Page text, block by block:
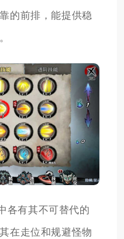
的前排，能提供稳
各有其不可替代的
在走位和规避怪物